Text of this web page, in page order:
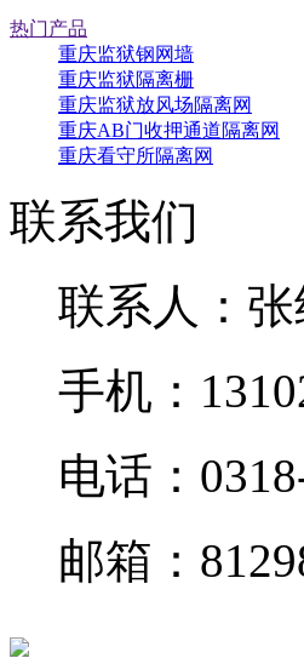
热门产品
重庆监狱钢网墙
重庆监狱隔离栅
重庆监狱放风场隔离网
重庆AB门收押通道隔离网
重庆看守所隔离网
联系我们
联系人：张
手机：
电话：
邮箱：